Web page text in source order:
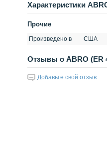
Xарактеристики
Прочие
Произведено в США
Отзывы о ABRO (ER
Добавьте свой отзыв